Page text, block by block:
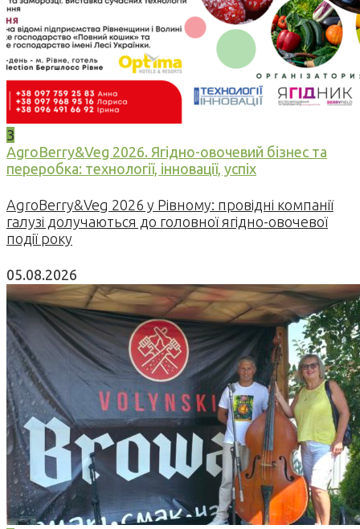
3
AgroBerry&Veg 2026. Ягідно-овочевий бізнес та
переробка: технології, інновації, успіх
AgroBerry&Veg 2026 у Рівному: провідні компанії
галузі долучаються до головної ягідно-овочевої
події року
05.08.2026